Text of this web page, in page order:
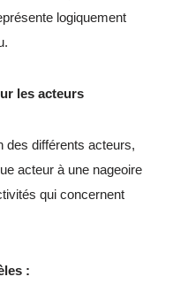
logiquement
les acteurs
des différents acteurs,
acteur à une nageoire
qui concernent
: